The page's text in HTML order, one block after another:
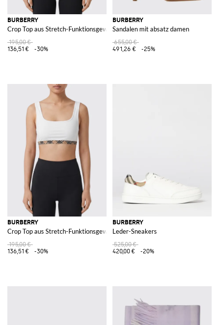
BURBERRY
Crop Top aus Stretch-Funktionsgewebe
195,00 €
136,51 €
-30%
BURBERRY
Sandalen mit absatz damen
655,00 €
491,26 €
-25%
BURBERRY
Crop Top aus Stretch-Funktionsgewebe
195,00 €
136,51 €
-30%
BURBERRY
Leder-Sneakers
525,00 €
420,00 €
-20%